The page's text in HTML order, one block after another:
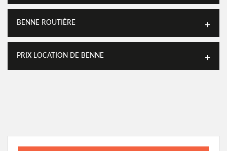
BENNE ROUTIÈRE
PRIX LOCATION DE BENNE